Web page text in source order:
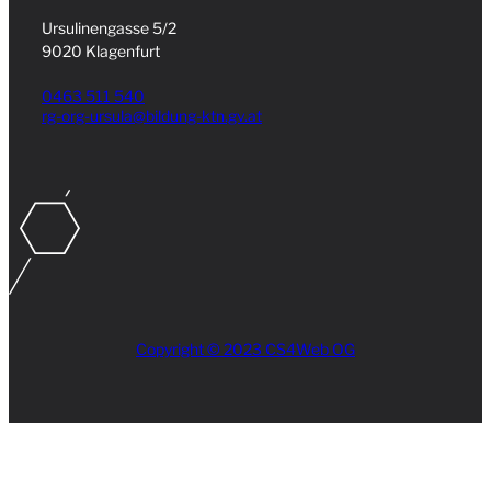
Ursulinengasse 5/2
9020 Klagenfurt
0463 511 540
rg-org-ursula@bildung-ktn.gv.at
Copyright © 2023 CS4Web OG